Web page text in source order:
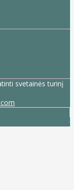
svetainės turinį